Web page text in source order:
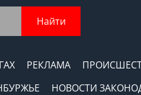
Найти
РЕКЛАМА
НОВОСТИ